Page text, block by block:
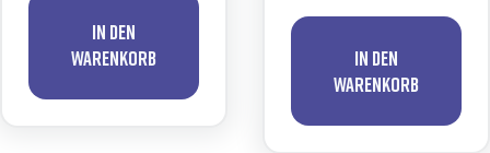
In den
Warenkorb
In den
Warenkorb